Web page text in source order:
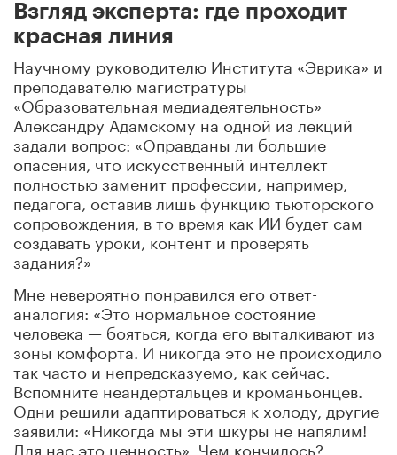
Взгляд эксперта: где проходит
красная линия
Научному руководителю Института «Эврика» и
преподавателю магистратуры
«Образовательная медиадеятельность»
Александру Адамскому на одной из лекций
задали вопрос: «Оправданы ли большие
опасения, что искусственный интеллект
полностью заменит профессии, например,
педагога, оставив лишь функцию тьюторского
сопровождения, в то время как ИИ будет сам
создавать уроки, контент и проверять
задания?»
Мне невероятно понравился его ответ-
аналогия: «Это нормальное состояние
человека — бояться, когда его выталкивают из
зоны комфорта. И никогда это не происходило
так часто и непредсказуемо, как сейчас.
Вспомните неандертальцев и кроманьонцев.
Одни решили адаптироваться к холоду, другие
заявили: «Никогда мы эти шкуры не напялим!
Для нас это ценность». Чем кончилось?